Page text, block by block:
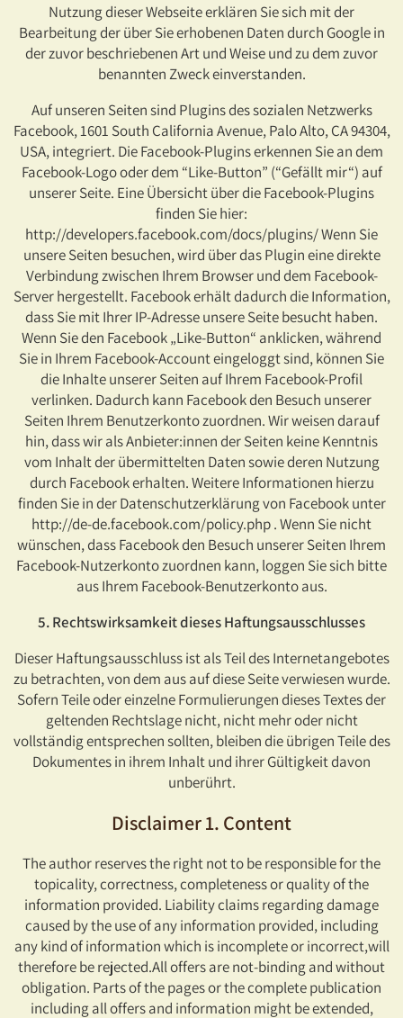
Nutzung dieser Webseite erklären Sie sich mit der
Bearbeitung der über Sie erhobenen Daten durch Google in
der zuvor beschriebenen Art und Weise und zu dem zuvor
benannten Zweck einverstanden.
Auf unseren Seiten sind Plugins des sozialen Netzwerks
Facebook, 1601 South California Avenue, Palo Alto, CA 94304,
USA, integriert. Die Facebook-Plugins erkennen Sie an dem
Facebook-Logo oder dem “Like-Button” (“Gefällt mir“) auf
unserer Seite. Eine Übersicht über die Facebook-Plugins
finden Sie hier:
http://developers.facebook.com/docs/plugins/ Wenn Sie
unsere Seiten besuchen, wird über das Plugin eine direkte
Verbindung zwischen Ihrem Browser und dem Facebook-
Server hergestellt. Facebook erhält dadurch die Information,
dass Sie mit Ihrer IP-Adresse unsere Seite besucht haben.
Wenn Sie den Facebook „Like-Button“ anklicken, während
Sie in Ihrem Facebook-Account eingeloggt sind, können Sie
die Inhalte unserer Seiten auf Ihrem Facebook-Profil
verlinken. Dadurch kann Facebook den Besuch unserer
Seiten Ihrem Benutzerkonto zuordnen. Wir weisen darauf
hin, dass wir als Anbieter:innen der Seiten keine Kenntnis
vom Inhalt der übermittelten Daten sowie deren Nutzung
durch Facebook erhalten. Weitere Informationen hierzu
finden Sie in der Datenschutzerklärung von Facebook unter
http://de-de.facebook.com/policy.php . Wenn Sie nicht
wünschen, dass Facebook den Besuch unserer Seiten Ihrem
Facebook-Nutzerkonto zuordnen kann, loggen Sie sich bitte
aus Ihrem Facebook-Benutzerkonto aus.
5. Rechtswirksamkeit dieses Haftungsausschlusses
Dieser Haftungsausschluss ist als Teil des Internetangebotes
zu betrachten, von dem aus auf diese Seite verwiesen wurde.
Sofern Teile oder einzelne Formulierungen dieses Textes der
geltenden Rechtslage nicht, nicht mehr oder nicht
vollständig entsprechen sollten, bleiben die übrigen Teile des
Dokumentes in ihrem Inhalt und ihrer Gültigkeit davon
unberührt.
Disclaimer 1. Content
The author reserves the right not to be responsible for the
topicality, correctness, completeness or quality of the
information provided. Liability claims regarding damage
caused by the use of any information provided, including
any kind of information which is incomplete or incorrect,will
therefore be rejected.All offers are not-binding and without
obligation. Parts of the pages or the complete publication
including all offers and information might be extended,